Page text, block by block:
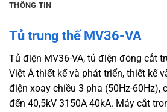
THÔNG TIN
Tủ trung thế MV36-VA
Tủ điện MV36-VA, tủ điện đóng cắt
Việt Á thiết kế và phát triển, thiết kế
điện xoay chiều 3 pha (50Hz-60Hz),
đến 40,5kV 3150A 40kA. Máy cắt